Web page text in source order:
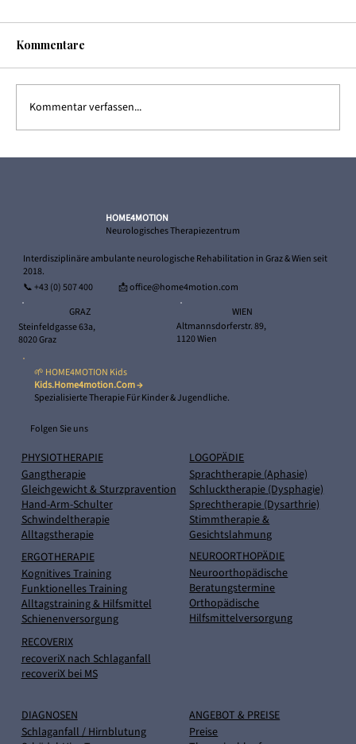
Kommentare
Kommentar verfassen...
ANGEBOT & PREISE
Preise
LOGOPÄDIE
Sprachtherapie (Aphasie)
Schlucktherapie (Dysphagie)
Sprechtherapie (Dysarthrie)
Stimmtherapie &
Gesichtslahmung
NEUROORTHOPÄDIE
Neuroorthopädische
Beratungstermine
Orthopädische
Hilfsmittelversorgung
HOME4MOTION
Neurologisches Therapiezentrum
Interdisziplinäre ambulante neurologische Rehabilitation in Graz & Wien seit
2018.
📞+43 (0) 507 400 📩 office@home4motion.com
GRAZ
Steinfeldgasse 63a,
8020 Graz
WIEN
Altmannsdorferstr. 89,
1120 Wien
🌱 HOME4MOTION Kids
Kids.home4motion.com →
Spezialisierte Therapie Für Kinder & Jugendliche.
Folgen Sie uns
PHYSIOTHERAPIE
Gangtherapie
Gleichgewicht & Sturzpravention
Hand-Arm-Schulter
Schwindeltherapie
Alltagstherapie
ERGOTHERAPIE
Kognitives Training
Funktionelles Training
Alltagstraining & Hilfsmittel
Schienenversorgung
RECOVERIX
recoveriX nach Schlaganfall
recoveriX bei MS
DIAGNOSEN
Schlaganfall / Hirnblutung